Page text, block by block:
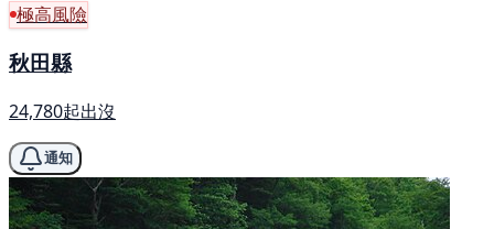
極高風險
秋田縣
24,780起出沒
通知